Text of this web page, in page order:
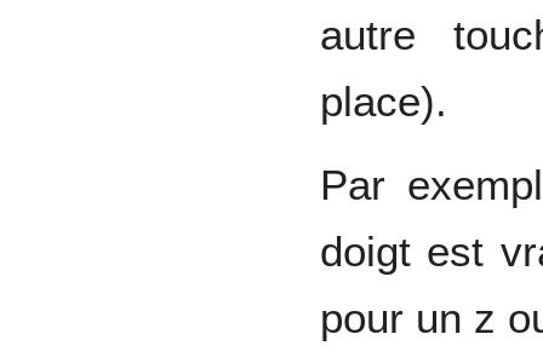
autre
place).
Par
doigt est
pour un z